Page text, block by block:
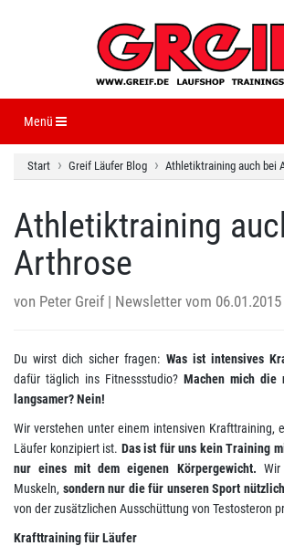
Menü Navigation ein-/ausblenden
Start Greif Läufer Blog Athletiktraining auch bei
Athletiktraining
Arthrose
von Peter Greif | Newsletter vom 06.01.2015
Du wirst dich sicher fragen: Was ist intensives
dafür täglich ins Fitnessstudio? Machen mich die
langsamer? Nein!
Wir verstehen unter einem intensiven Krafttraining,
Läufer konzipiert ist. Das ist für uns kein Training
nur eines mit dem eigenen Körpergewicht.
Muskeln, sondern nur die für unseren Sport
von der zusätzlichen Ausschüttung von Testosteron
Krafttraining für Läufer